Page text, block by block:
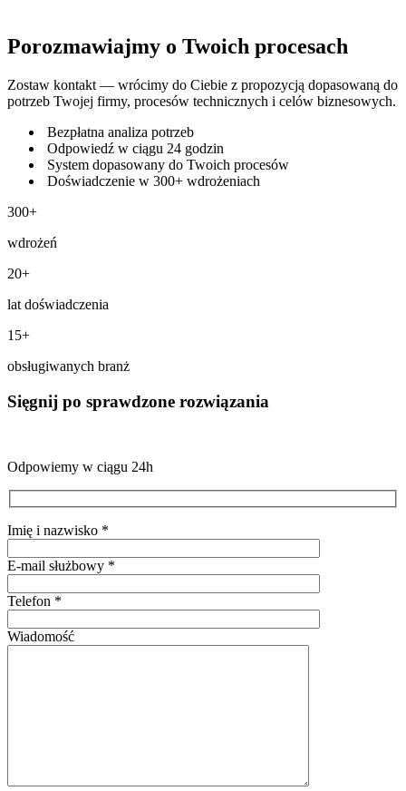
Porozmawiajmy o Twoich procesach
Zostaw kontakt — wrócimy do Ciebie z propozycją dopasowaną do
potrzeb Twojej firmy, procesów technicznych i celów biznesowych.
Bezpłatna analiza potrzeb
Odpowiedź w ciągu 24 godzin
System dopasowany do Twoich procesów
Doświadczenie w 300+ wdrożeniach
300+
wdrożeń
20+
lat doświadczenia
15+
obsługiwanych branż
Sięgnij po sprawdzone rozwiązania
Odpowiemy w ciągu 24h
Imię i nazwisko *
E-mail służbowy *
Telefon *
Wiadomość